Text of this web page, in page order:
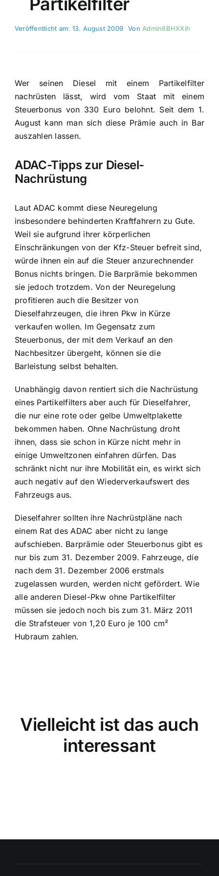
Veröffentlicht am: 13. August 2009 Von Admin6BHXXih
Wer seinen Diesel mit einem Partikelfilter
nachrüsten lässt, wird vom Staat mit einem
Steuerbonus von 330 Euro belohnt. Seit dem 1.
August kann man sich diese Prämie auch in Bar
auszahlen lassen.
ADAC-Tipps zur Diesel-
Nachrüstung
Laut ADAC kommt diese Neuregelung
insbesondere behinderten Kraftfahrern zu Gute.
Weil sie aufgrund ihrer körperlichen
Einschränkungen von der Kfz-Steuer befreit sind,
würde ihnen ein auf die Steuer anzurechnender
Bonus nichts bringen. Die Barprämie bekommen
sie jedoch trotzdem. Von der Neuregelung
profitieren auch die Besitzer von
Dieselfahrzeugen, die ihren Pkw in Kürze
verkaufen wollen. Im Gegensatz zum
Steuerbonus, der mit dem Verkauf an den
Nachbesitzer übergeht, können sie die
Barleistung selbst behalten.
Unabhängig davon rentiert sich die Nachrüstung
eines Partikelfilters aber auch für Dieselfahrer,
die nur eine rote oder gelbe Umweltplakette
bekommen haben. Ohne Nachrüstung droht
ihnen, dass sie schon in Kürze nicht mehr in
einige Umweltzonen einfahren dürfen. Das
schränkt nicht nur ihre Mobilität ein, es wirkt sich
auch negativ auf den Wiederverkaufswert des
Fahrzeugs aus.
Dieselfahrer sollten ihre Nachrüstpläne nach
einem Rat des ADAC aber nicht zu lange
aufschieben. Barprämie oder Steuerbonus gibt es
nur bis zum 31. Dezember 2009. Fahrzeuge, die
nach dem 31. Dezember 2006 erstmals
zugelassen wurden, werden nicht gefördert. Wie
alle anderen Diesel-Pkw ohne Partikelfilter
müssen sie jedoch noch bis zum 31. März 2011
die Strafsteuer von 1,20 Euro je 100 cm²
Hubraum zahlen.
Vielleicht ist das auch
interessant